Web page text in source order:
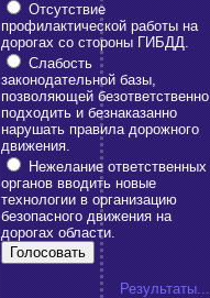
Отсутствие
профилактической работы на
дорогах со стороны ГИБДД.
Слабость
законодательной базы,
позволяющей безответственно
подходить и безнаказанно
нарушать правила дорожного
движения.
Нежелание ответственных
органов вводить новые
технологии в организацию
безопасного движения на
дорогах области.
Результаты...